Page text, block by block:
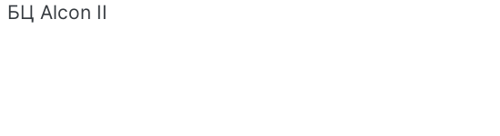
БЦ Alcon II